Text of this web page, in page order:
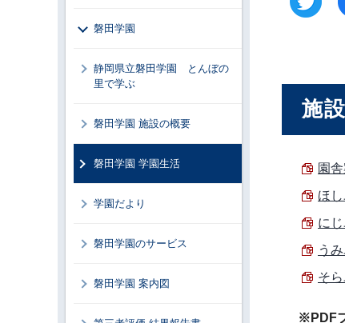
施
園
ほ
に
う
そ
※PDF
磐田学園
静岡県立磐田学園 とんぼの
里で学ぶ
磐田学園 施設の概要
磐田学園 学園生活
学園だより
磐田学園のサービス
磐田学園 案内図